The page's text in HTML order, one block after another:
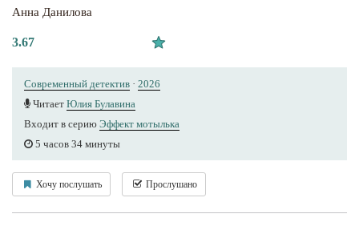
Анна Данилова
3.67
Современный детектив · 2026
Читает Юлия Булавина
Входит в серию Эффект мотылька
5 часов 34 минуты
Хочу послушать Прослушано